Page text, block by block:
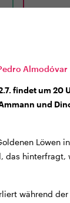
Pedro Almodóvar
findet um 20
und
Löwen
das hinterfragt,
während